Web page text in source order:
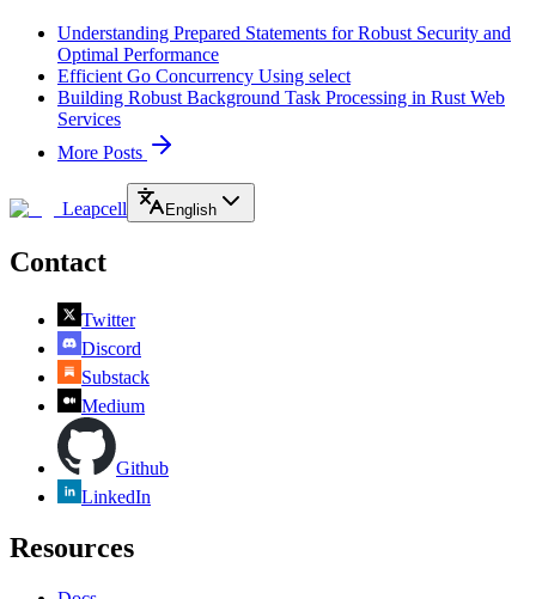
Understanding Prepared Statements for Robust Security and
Optimal Performance
Efficient Go Concurrency Using select
Building Robust Background Task Processing in Rust Web
Services
More Posts
Leapcell English
Contact
Twitter
Discord
Substack
Medium
Github
LinkedIn
Resources